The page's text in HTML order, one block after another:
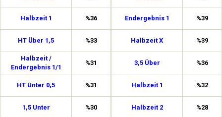
Halbzeit 1 %36
HT Über 1,5 %33
Halbzeit /
Endergebnis 1/1
%31
HT Unter 0,5 %31
1,5 Unter %30
Endergebnis 1 %39
Halbzeit X %39
3,5 Über %36
Halbzeit 1 %32
Halbzeit 2 %28